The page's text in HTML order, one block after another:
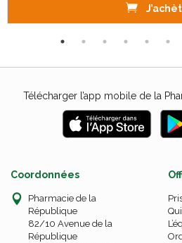
Télécharger l’app mobile de la
Coordonnées
Pharmacie de la
République
82/10 Avenue de la
République